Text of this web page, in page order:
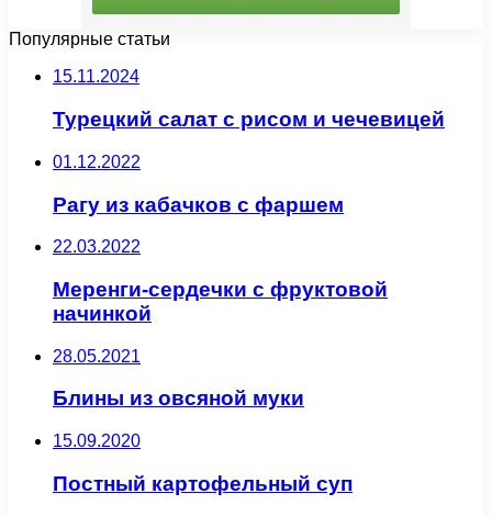
Популярные статьи
15.11.2024
Турецкий салат с рисом и чечевицей
01.12.2022
Рагу из кабачков с фаршем
22.03.2022
Меренги-сердечки с фруктовой
начинкой
28.05.2021
Блины из овсяной муки
15.09.2020
Постный картофельный суп